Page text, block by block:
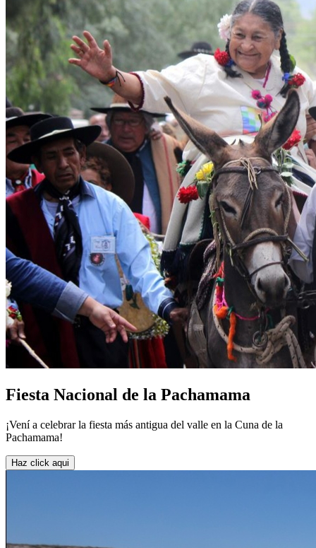
Fiesta Nacional de la Pachamama
¡Vení a celebrar la fiesta más antigua del valle en la Cuna de la
Pachamama!
Haz click aqui